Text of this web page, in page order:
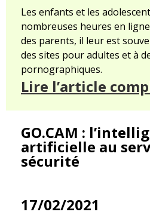
Les enfants et les
nombreuses heures en
des parents, il leur est
des sites pour adultes et à
pornographiques.
Lire l’article
GO.CAM :
artificielle au
sécurité
17/02/2021